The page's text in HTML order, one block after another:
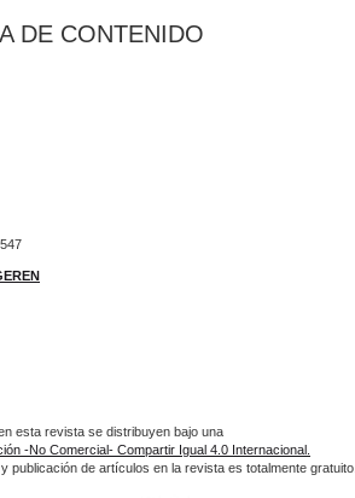
DE CONTENIDO
esta revista se distribuyen bajo una
-No Comercial- Compartir Igual 4.0 Internacional.
publicación de artículos en la revista es totalmente gratuito.